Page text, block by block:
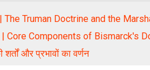
| The Truman Doctrine and the
| Core Components of Bismarck's
और प्रभावों का वर्णन